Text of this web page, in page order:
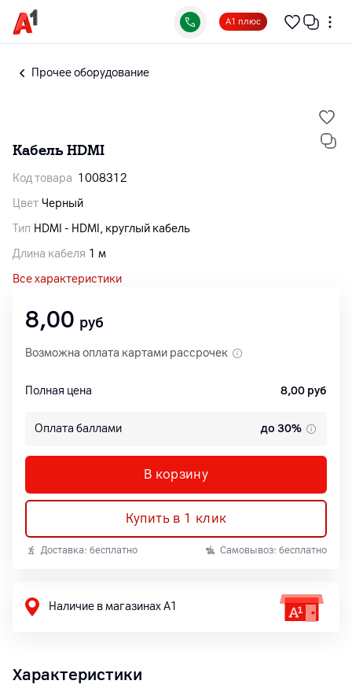
А1 плюс
Прочее оборудование
Кабель HDMI
Код товара 1008312
Цвет Черный
Тип HDMI - HDMI, круглый кабель
Длина кабеля 1 м
Все характеристики
8,00 руб
Возможна оплата картами рассрочек
Полная цена 8,00 руб
Оплата баллами до 30%
В корзину
Купить в 1 клик
Доставка: бесплатно Самовывоз: бесплатно
Наличие в магазинах А1
Характеристики